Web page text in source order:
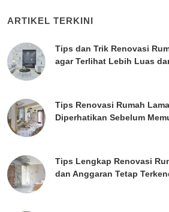
ARTIKEL TERKINI
Tips dan Trik Renovasi
agar Terlihat Lebih Luas
Tips Renovasi Rumah
Diperhatikan Sebelum
Tips Lengkap Renovasi
dan Anggaran Tetap